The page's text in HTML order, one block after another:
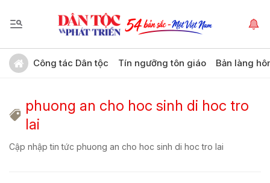
Công tác Dân tộc Tín ngưỡng tôn giáo Bản làng
phuong an cho hoc sinh di hoc tro
lai
Cập nhập tin tức phuong an cho hoc sinh di hoc tro lai